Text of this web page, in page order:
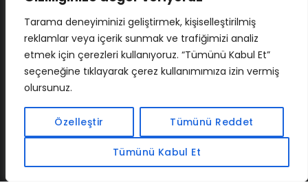
Tarama deneyiminizi geliştirmek, kişiselleştirilmiş
reklamlar veya içerik sunmak ve trafiğimizi analiz
etmek için çerezleri kullanıyoruz. “Tümünü Kabul Et”
seçeneğine tıklayarak çerez kullanımımıza izin vermiş
olursunuz.
Özelleştir Tümünü Reddet
Tümünü Kabul Et
İLETIŞIM BAF CADSOFTUSA MAXIMUMPCGUIDES